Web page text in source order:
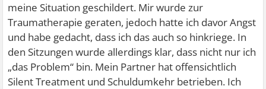
meine Situation geschildert. Mir wurde zur
Traumatherapie geraten, jedoch hatte ich davor Angst
und habe gedacht, dass ich das auch so hinkriege. In
den Sitzungen wurde allerdings klar, dass nicht nur ich
„das Problem“ bin. Mein Partner hat offensichtlich
Silent Treatment und Schuldumkehr betrieben. Ich